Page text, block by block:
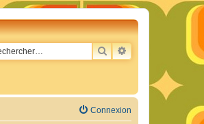
RECHERCHER
RECHERCHE
Connexion